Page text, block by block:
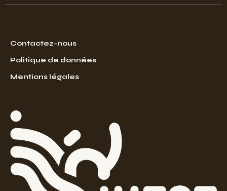
Contactez-nous
Politique de données
Mentions légales